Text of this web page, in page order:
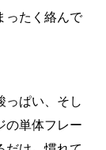
ったく絡んで
っぱい、そし
の単体フレー